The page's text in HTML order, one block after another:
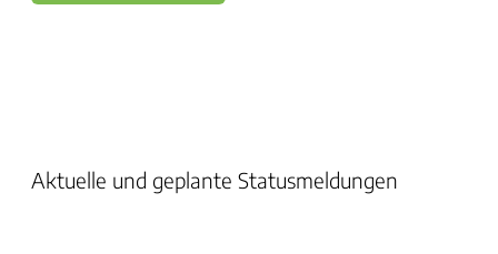
Aktuelle und geplante Statusmeldungen